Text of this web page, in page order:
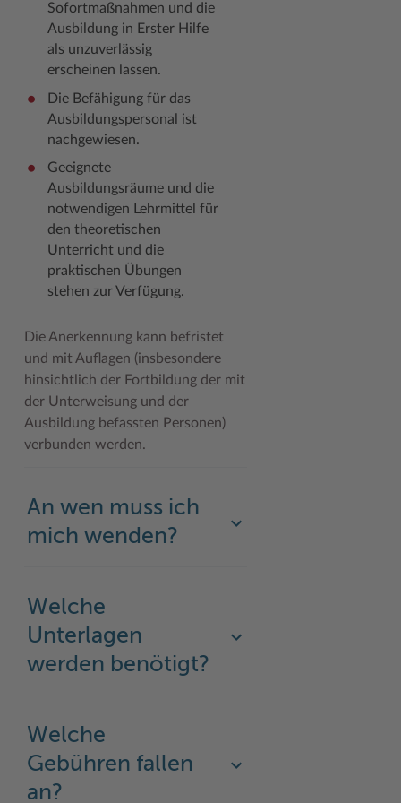
Woche der Seelischen Gesundheit
#MeinStormarn
Karrieretag
Zahlen, Daten, Fakten
Sofortmaßnahmen und die
Ausbildung in Erster Hilfe
als unzuverlässig
erscheinen lassen.
Die Befähigung für das
Ausbildungspersonal ist
nachgewiesen.
Geeignete
Ausbildungsräume und die
notwendigen Lehrmittel für
den theoretischen
Unterricht und die
praktischen Übungen
stehen zur Verfügung.
Die Anerkennung kann befristet
und mit Auflagen (insbesondere
hinsichtlich der Fortbildung der mit
der Unterweisung und der
Ausbildung befassten Personen)
verbunden werden.
An wen muss ich
mich wenden?
Welche
Unterlagen
werden benötigt?
Welche
Gebühren fallen
an?